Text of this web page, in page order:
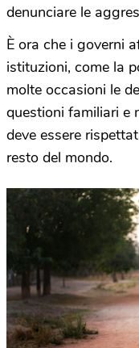
denunciare le
È ora che i governi
istituzioni, come la
molte occasioni le
questioni familiari e
deve essere
resto del mondo.